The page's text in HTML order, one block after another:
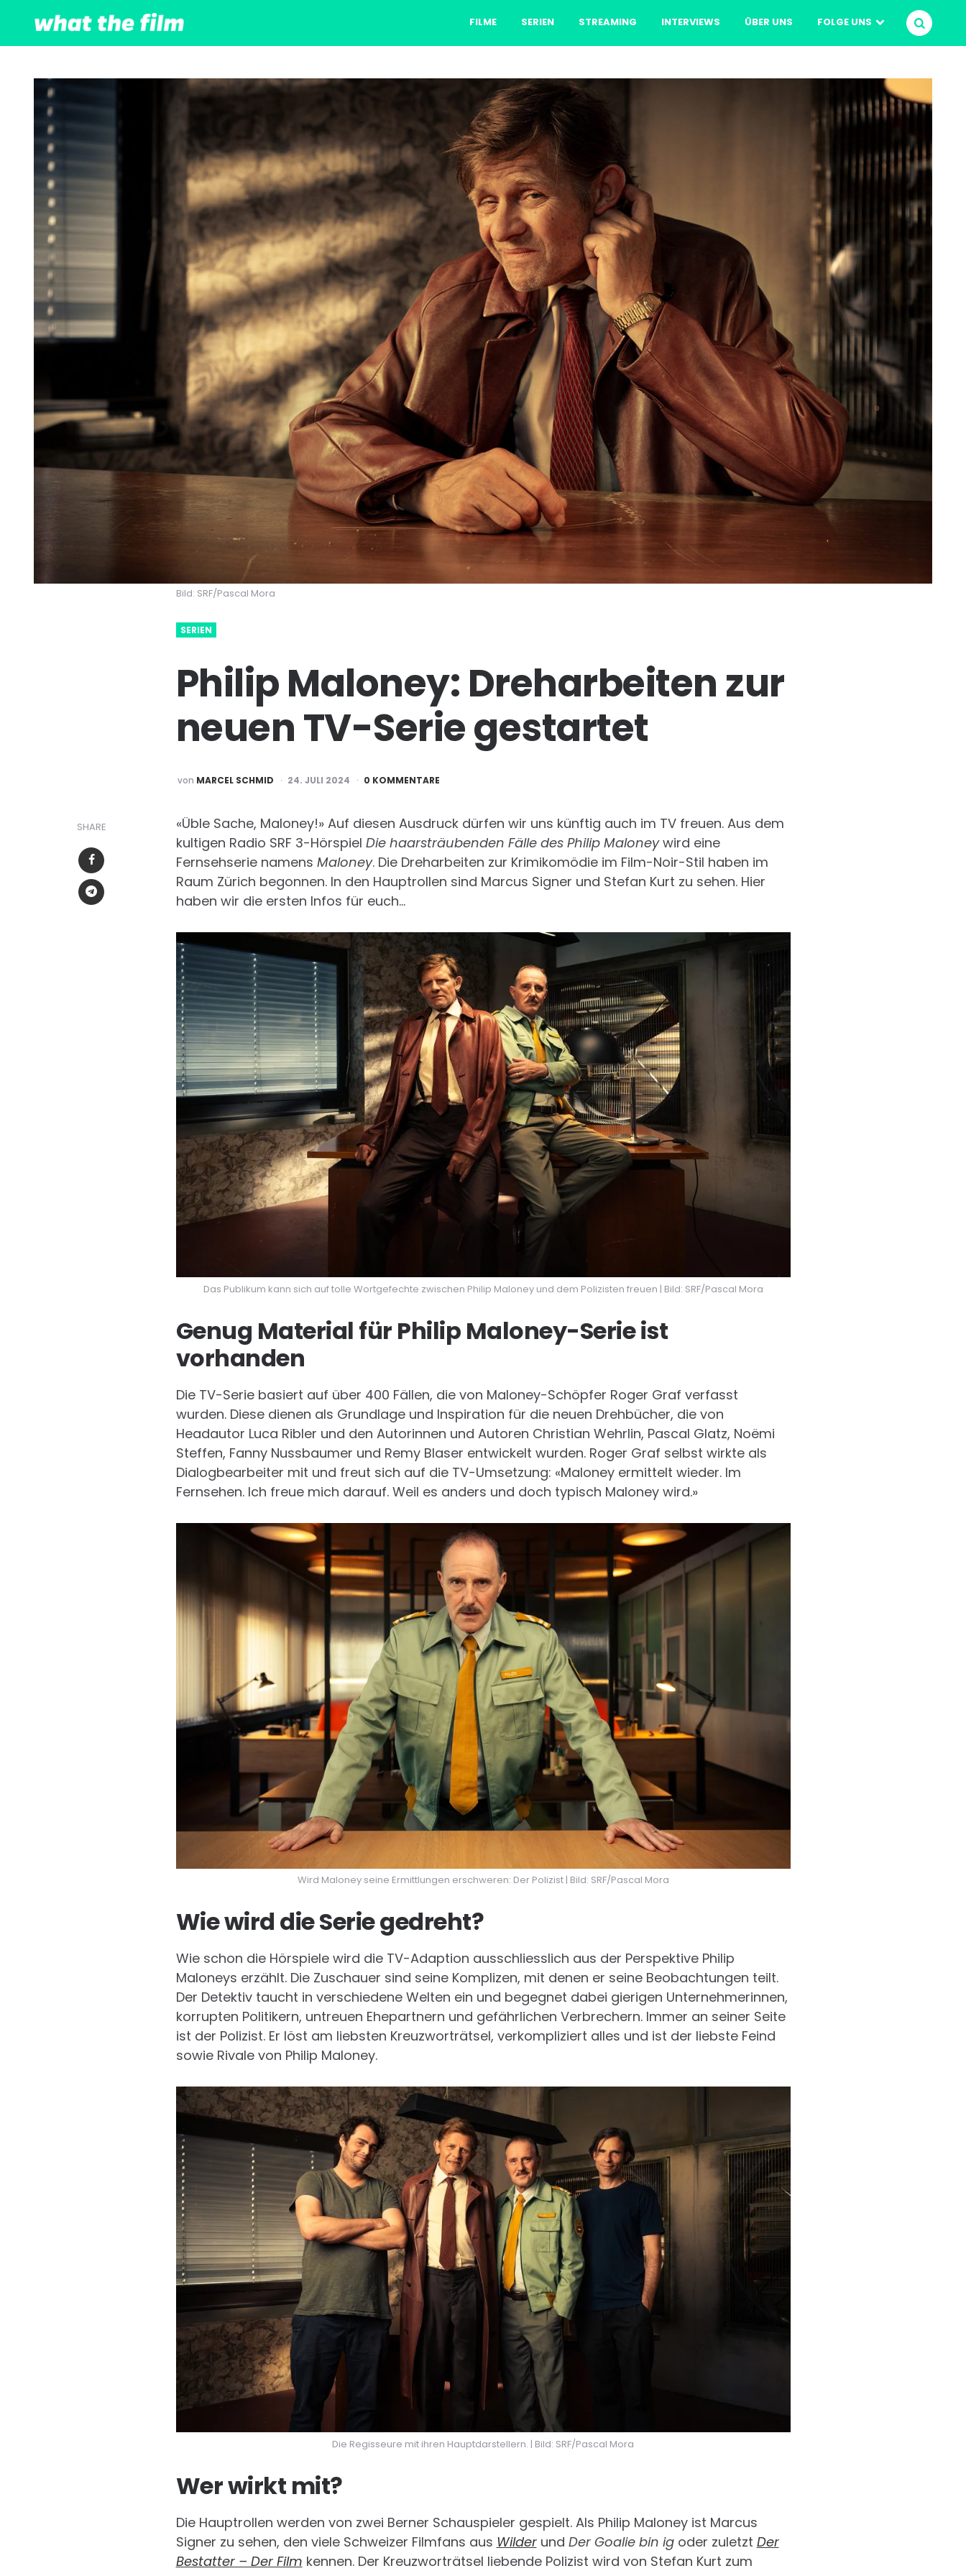
FILME SERIEN STREAMING INTERVIEWS ÜBER UNS
FOLGE UNS
SUCHEN
Bild: SRF/Pascal Mora
SERIEN
Philip Maloney: Dreharbeiten zur
neuen TV-Serie gestartet
POSTED
BY
von MARCEL SCHMID 24. JULI 2024 0 KOMMENTARE
SHARE
«Üble Sache, Maloney!» Auf diesen Ausdruck dürfen wir uns künftig auch im TV freuen. Aus dem
kultigen Radio SRF 3-Hörspiel Die haarsträubenden Fälle des Philip Maloneywird eine
Fernsehserie namens Maloney. Die Dreharbeiten zur Krimikomödie im Film-Noir-Stil haben im
Raum Zürich begonnen. In den Hauptrollen sind Marcus Signer und Stefan Kurt zu sehen. Hier
haben wir die ersten Infos für euch…
Das Publikum kann sich auf tolle Wortgefechte zwischen Philip Maloney und dem Polizisten freuen | Bild: SRF/Pascal Mora
Genug Material für Philip Maloney-Serie ist
vorhanden
Die TV-Serie basiert auf über 400 Fällen, die von Maloney-Schöpfer Roger Graf verfasst
wurden. Diese dienen als Grundlage und Inspiration für die neuen Drehbücher, die von
Headautor Luca Ribler und den Autorinnen und Autoren Christian Wehrlin, Pascal Glatz, Noëmi
Steffen, Fanny Nussbaumer und Remy Blaser entwickelt wurden. Roger Graf selbst wirkte als
Dialogbearbeiter mit und freut sich auf die TV-Umsetzung: «Maloney ermittelt wieder. Im
Fernsehen. Ich freue mich darauf. Weil es anders und doch typisch Maloney wird.»
Wird Maloney seine Ermittlungen erschweren: Der Polizist | Bild: SRF/Pascal Mora
Wie wird die Serie gedreht?
Wie schon die Hörspiele wird die TV-Adaption ausschliesslich aus der Perspektive Philip
Maloneys erzählt. Die Zuschauer sind seine Komplizen, mit denen er seine Beobachtungen teilt.
Der Detektiv taucht in verschiedene Welten ein und begegnet dabei gierigen Unternehmerinnen,
korrupten Politikern, untreuen Ehepartnern und gefährlichen Verbrechern. Immer an seiner Seite
ist der Polizist. Er löst am liebsten Kreuzworträtsel, verkompliziert alles und ist der liebste Feind
sowie Rivale von Philip Maloney.
Die Regisseure mit ihren Hauptdarstellern. | Bild: SRF/Pascal Mora
Wer wirkt mit?
Die Hauptrollen werden von zwei Berner Schauspieler gespielt. Als Philip Maloney ist Marcus
Signer zu sehen, den viele Schweizer Filmfans aus Wilder und Der Goalie bin igoder zuletzt Der
Bestatter – Der Film kennen. Der Kreuzworträtsel liebende Polizist wird von Stefan Kurt zum